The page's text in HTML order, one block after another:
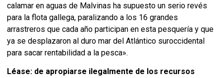
calamar en aguas de Malvinas ha supuesto un serio revés
para la flota gallega, paralizando a los 16 grandes
arrastreros que cada año participan en esta pesquería y que
ya se desplazaron al duro mar del Atlántico suroccidental
para sacar rentabilidad a la pesca».
Léase: de apropiarse ilegalmente de los recursos